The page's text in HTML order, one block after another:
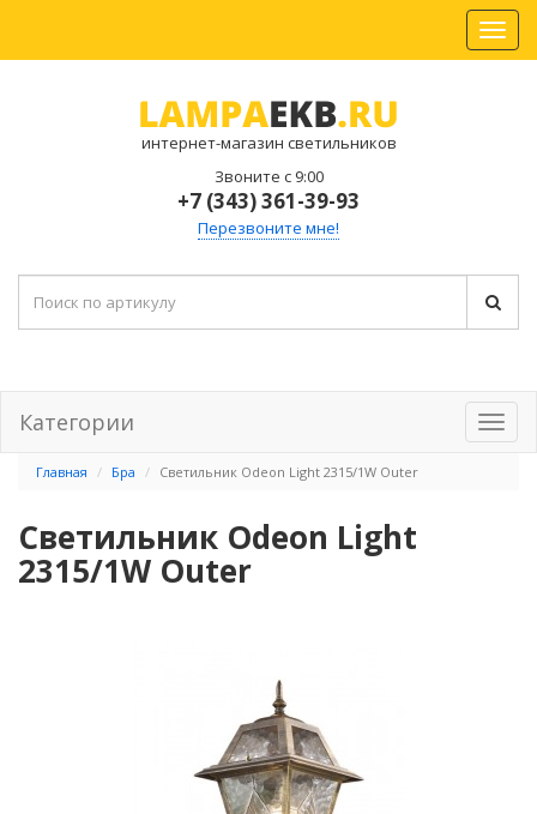
интернет-магазин светильников
Звоните с 9:00
+7 (343) 361-39-93
Перезвоните мне!
Категории
Главная Бра Светильник Odeon Light 2315/1W Outer
Светильник Odeon Light
2315/1W Outer